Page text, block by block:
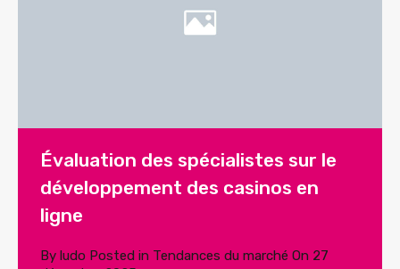
Évaluation des spécialistes sur le
développement des casinos en
ligne
By ludo Posted in Tendances du marché On 27